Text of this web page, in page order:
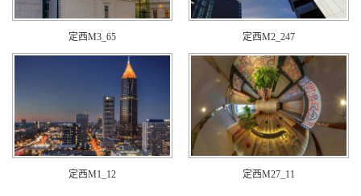
定西M3_65 定西M2_247
定西M1_12 定西M27_11